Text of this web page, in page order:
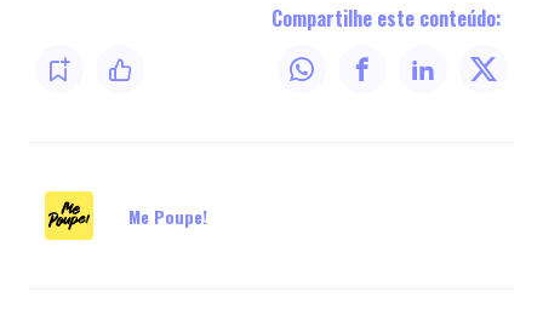
Compartilhe este conteúdo:
Me Poupe!